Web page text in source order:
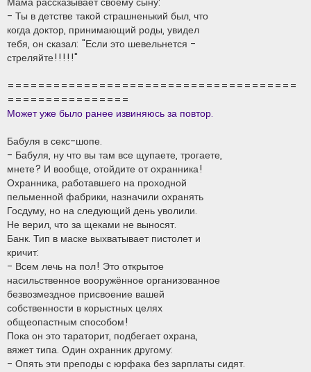
- Ты в детстве такой страшненький был, что
когда доктор, принимающий роды, увидел
тебя, он сказал: "Если это шевельнется -
стреляйте!!!!!"
======================================
================
Может уже было ранее извиняюсь за повтор.
Бабуля в секс-шопе.
- Бабуля, ну что вы там все щупаете, трогаете,
мнете? И вообще, отойдите от охранника!
Охранника, работавшего на проходной
пельменной фабрики, назначили охранять
Госдуму, но на следующий день уволили.
Не верил, что за щеками не выносят.
Банк. Тип в маске выхватывает пистолет и
кричит:
- Всем лечь на пол! Это открытое
насильственное вооружённое организованное
безвозмездное присвоение вашей
собственности в корыстных целях
общеопастным способом!
Пока он это тараторит, подбегает охрана,
вяжет типа. Один охранник другому:
- Опять эти преподы с юрфака без зарплаты сидят.